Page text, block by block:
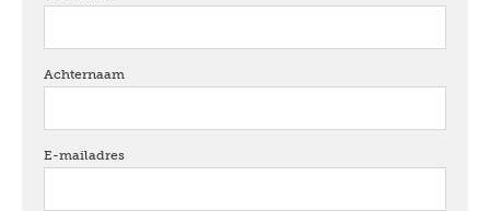
Achternaam
E-mailadres